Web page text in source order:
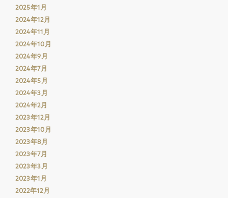
2025年1月
2024年12月
2024年11月
2024年10月
2024年9月
2024年7月
2024年5月
2024年3月
2024年2月
2023年12月
2023年10月
2023年8月
2023年7月
2023年3月
2023年1月
2022年12月